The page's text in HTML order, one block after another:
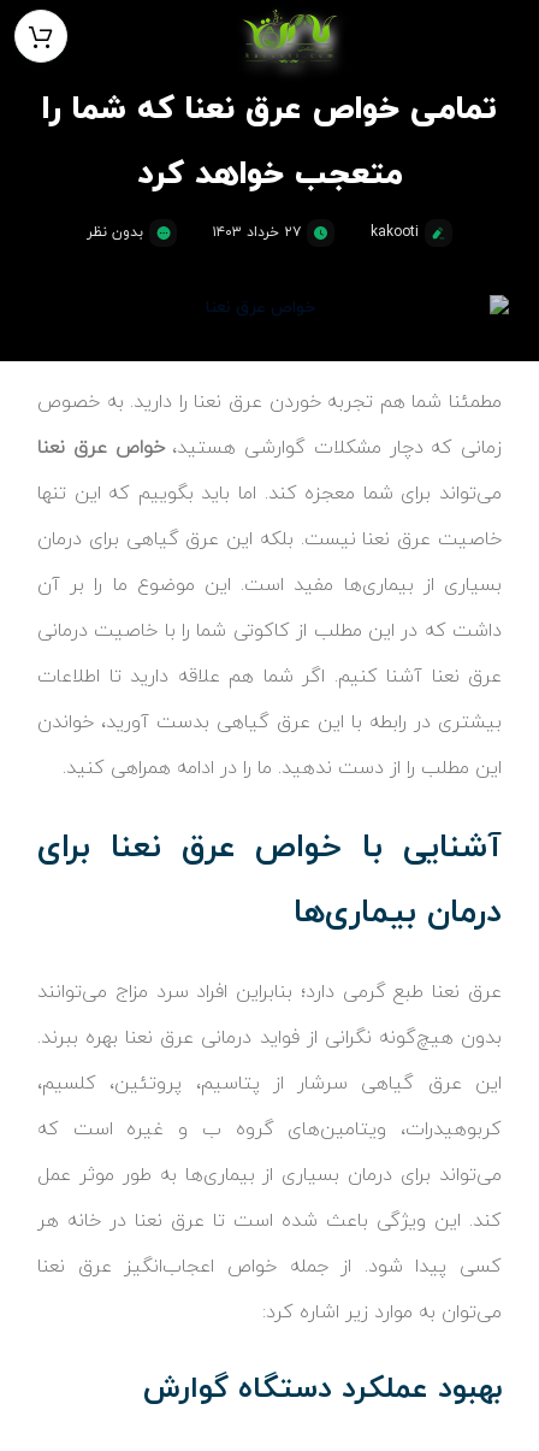
تمامی خواص عرق نعنا که شما را
متعجب خواهد کرد
kakooti ۲۷ خرداد ۱۴۰۳ بدون نظر
مطمئنا شما هم تجربه خوردن عرق نعنا را دارید. به خصوص
زمانی که دچار مشکلات گوارشی هستید،خواص عرق نعنا
می‌تواند برای شما معجزه کند. اما باید بگوییم که این تنها
خاصیت عرق نعنا نیست. بلکه این عرق گیاهی برای درمان
بسیاری از بیماری‌ها مفید است. این موضوع ما را بر آن
داشت که در این مطلب از کاکوتی شما را با خاصیت درمانی
عرق نعنا آشنا کنیم. اگر شما هم علاقه دارید تا اطلاعات
بیشتری در رابطه با این عرق گیاهی بدست آورید، خواندن
این مطلب را از دست ندهید. ما را در ادامه همراهی کنید.
آشنایی با خواص عرق نعنا برای
درمان بیماری‌ها
عرق نعنا طبع گرمی دارد؛ بنابراین افراد سرد مزاج می‌توانند
بدون هیچ‌گونه نگرانی از فواید درمانی عرق نعنا بهره ببرند.
این عرق گیاهی سرشار از پتاسیم، پروتئین، کلسیم،
کربوهیدرات، ویتامین‌های گروه ب و غیره است که
می‌تواند برای درمان بسیاری از بیماری‌ها به طور موثر عمل
کند. این ویژگی باعث شده است تا عرق نعنا در خانه هر
کسی پیدا شود. از جمله خواص اعجاب‌انگیز عرق نعنا
می‌توان به موارد زیر اشاره کرد:
بهبود عملکرد دستگاه گوارش